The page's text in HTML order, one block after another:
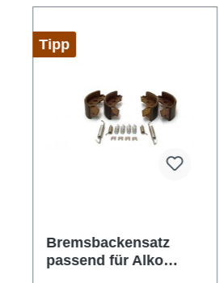
Tipp
Bremsbackensatz
passend für Alko